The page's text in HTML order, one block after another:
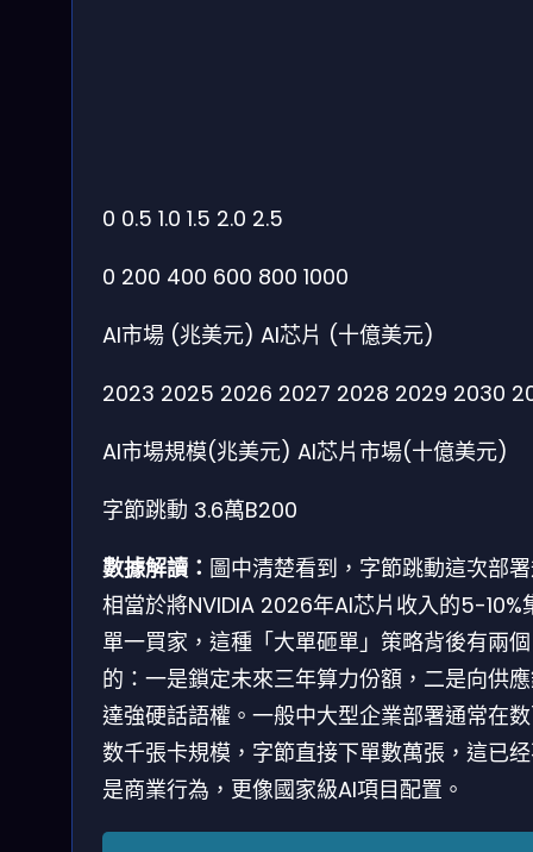
0 0.5 1.0 1.5 2.0 2.5
0 200 400 600 800 1000
AI市場 (兆美元) AI芯片 (十億美元)
2023 2025 2026 2027 2028 2029 2030
AI市場規模(兆美元) AI芯片市場(十億美元)
字節跳動 3.6萬B200
數據解讀： 圖中清楚看到，字節跳動這次部
相當於將NVIDIA 2026年AI芯片收入的5-10%
單一買家，這種「大單砸單」策略背後有兩
的：一是鎖定未來三年算力份額，二是向供
達強硬話語權。一般中大型企業部署通常在
数千張卡規模，字節直接下單數萬張，這已
是商業行為，更像國家級AI項目配置。